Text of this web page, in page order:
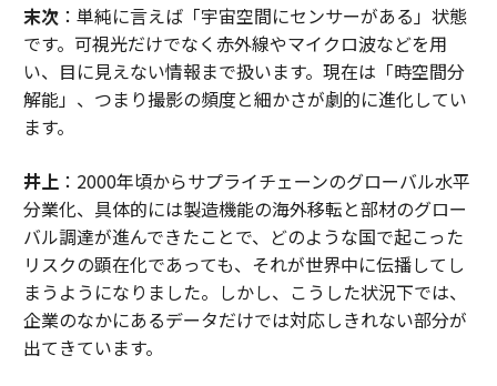
末次：単純に言えば「宇宙空間にセンサーがある」状態
です。可視光だけでなく赤外線やマイクロ波などを用
い、目に見えない情報まで扱います。現在は「時空間分
解能」、つまり撮影の頻度と細かさが劇的に進化してい
ます。
井上 ：2000年頃からサプライチェーンのグローバル水平
分業化、具体的には製造機能の海外移転と部材のグロー
バル調達が進んできたことで、どのような国で起こった
リスクの顕在化であっても、それが世界中に伝播してし
まうようになりました。しかし、こうした状況下では、
企業のなかにあるデータだけでは対応しきれない部分が
出てきています。